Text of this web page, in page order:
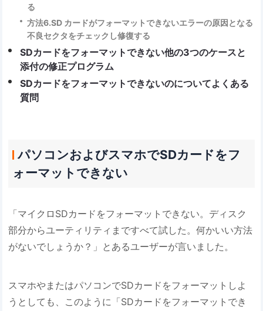
る
方法6.SD カードがフォーマットできないエラーの原因となる
不良セクタをチェックし修復する
SDカードをフォーマットできない他の3つのケースと
添付の修正プログラム
SDカードをフォーマットできないのについてよくある
質問
パソコンおよびスマホでSDカードをフ
ォーマットできない
「マイクロSDカードをフォーマットできない。ディスク
部分からユーティリティまですべて試した。何かいい方法
がないでしょうか？」とあるユーザーが言いました。
スマホやまたはパソコンでSDカードをフォーマットしよ
うとしても、このように「SDカードをフォーマットでき